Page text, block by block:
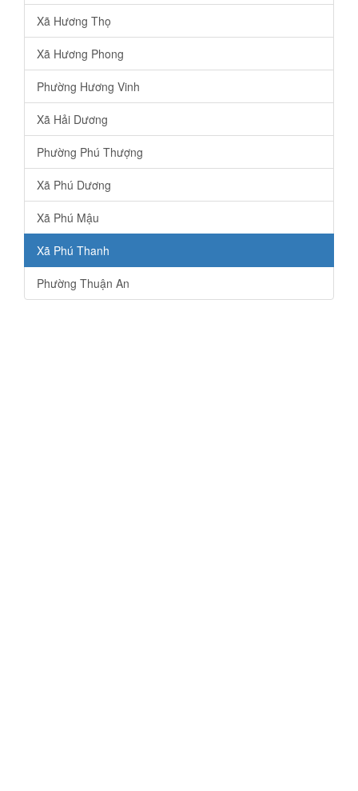
Xã Hương Thọ
Xã Hương Phong
Phường Hương Vinh
Xã Hải Dương
Phường Phú Thượng
Xã Phú Dương
Xã Phú Mậu
Xã Phú Thanh
Phường Thuận An